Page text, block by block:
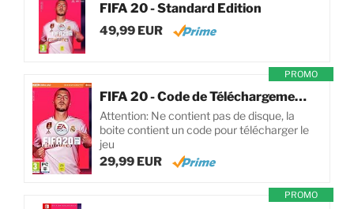
FIFA 20 - Standard Edition
49,99 EUR
PROMO
FIFA 20 - Code de Téléchargement pour PC
Attention: Ne contient pas de disque, la
boite contient un code pour télécharger le
jeu
29,99 EUR
PROMO